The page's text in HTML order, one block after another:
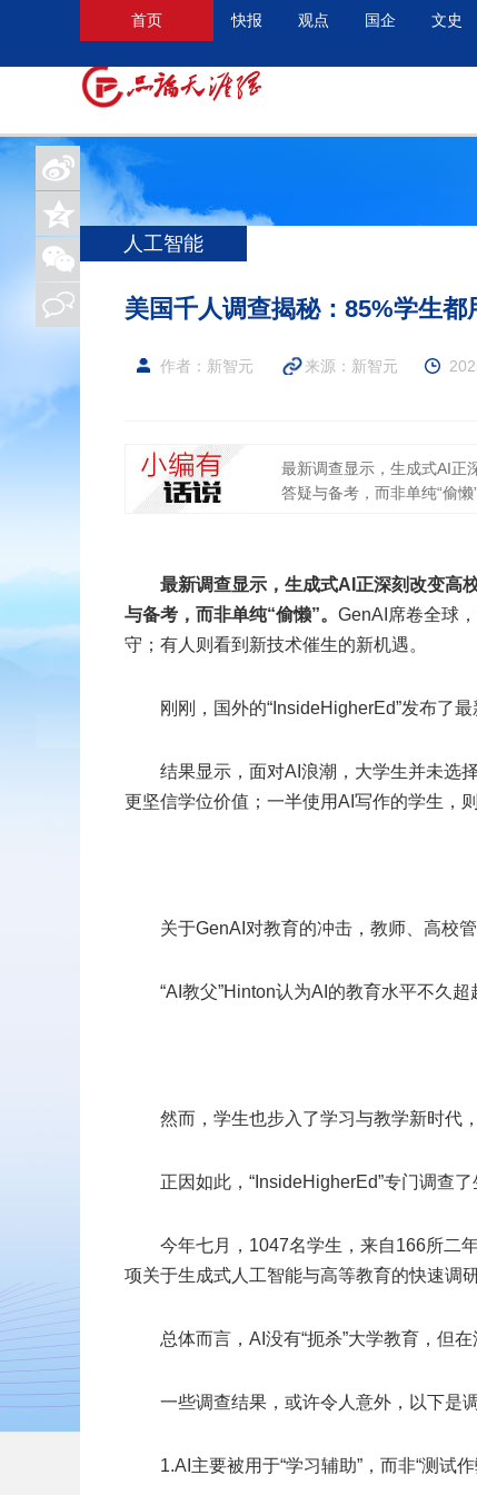
首页 快报 观点 国企 文史
人工智能
美国千人调查揭秘：85%学生
作者：新智元 来源：新智元
最新调查显示，生成式AI正
答疑与备考，而非单纯“偷
最新调查显示，生成式AI正深刻改变高
与备考，而非单纯“偷懒”。 GenAI席卷全球
守；有人则看到新技术催生的新机遇。
刚刚，国外的“InsideHigherEd”发布了最
结果显示，面对AI浪潮，大学生并未选
更坚信学位价值；一半使用AI写作的学生，则
关于GenAI对教育的冲击，教师、高校
“AI教父”Hinton认为AI的教育水平不久超
然而，学生也步入了学习与教学新时代
正因如此，“InsideHigherEd”专门调查
今年七月，1047名学生，来自166所二
项关于生成式人工智能与高等教育的快速调
总体而言，AI没有“扼杀”大学教育，但在
一些调查结果，或许令人意外，以下是
1.AI主要被用于“学习辅助”，而非“测试作
添加收藏